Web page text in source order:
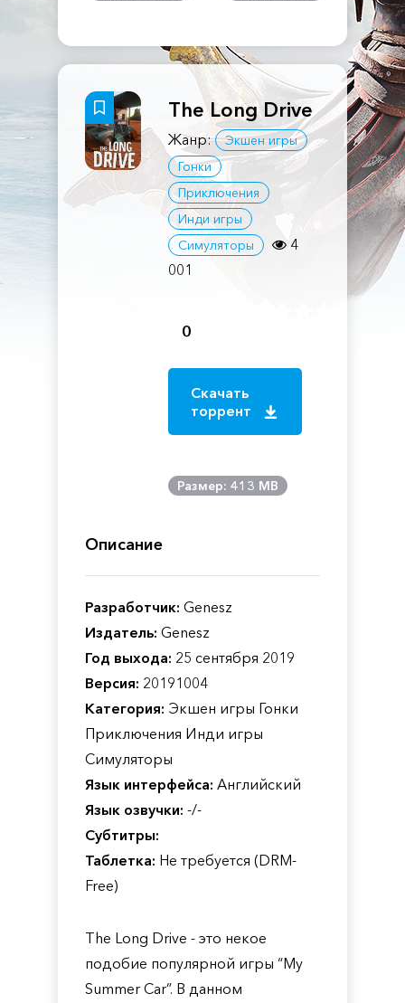
The Long Drive
Жанр:
Экшен игры
Гонки
Приключения
Инди игры
Симуляторы
4
001
0
Скачать
торрент
Размер: 413 MB
Описание
Разработчик: Genesz
Издатель: Genesz
Год выхода: 25 сентября 2019
Версия: 20191004
Категория: Экшен игры Гонки
Приключения Инди игры
Симуляторы
Язык интерфейса: Английский
Язык озвучки: -/-
Субтитры:
Таблетка: Не требуется (DRM-
Free)
The Long Drive - это некое
подобие популярной игры “My
Summer Car”. В данном